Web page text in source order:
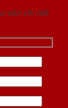
vấn chi tiết